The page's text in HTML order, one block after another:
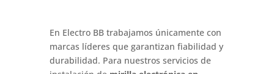
En Electro BB trabajamos únicamente con
marcas líderes que garantizan fiabilidad y
durabilidad. Para nuestros servicios de